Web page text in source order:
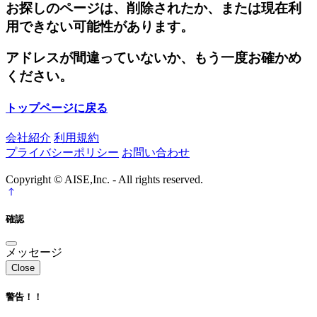
お探しのページは、削除されたか、または現在利
用できない可能性があります。
アドレスが間違っていないか、もう一度お確かめ
ください。
トップページに戻る
会社紹介 利用規約
プライバシーポリシー お問い合わせ
Copyright © AISE,Inc. - All rights reserved.
確認
メッセージ
Close
警告！！